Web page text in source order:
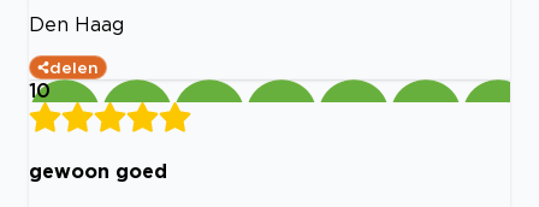
Den Haag
delen
10
gewoon goed